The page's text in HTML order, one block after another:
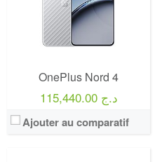
OnePlus Nord 4
115,440.00 د.ج
Ajouter au comparatif